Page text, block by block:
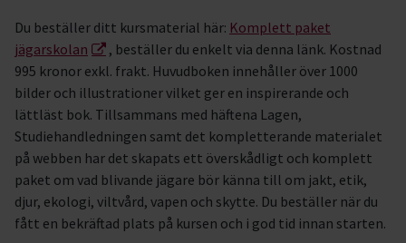
Du beställer ditt kursmaterial här: Komplett paket
jägarskolan
, beställer du enkelt via denna länk. Kostnad
995 kronor exkl. frakt. Huvudboken innehåller över 1000
bilder och illustrationer vilket ger en inspirerande och
lättläst bok. Tillsammans med häftena Lagen,
Studiehandledningen samt det kompletterande materialet
på webben har det skapats ett överskådligt och komplett
paket om vad blivande jägare bör känna till om jakt, etik,
djur, ekologi, viltvård, vapen och skytte. Du beställer när du
fått en bekräftad plats på kursen och i god tid innan starten.